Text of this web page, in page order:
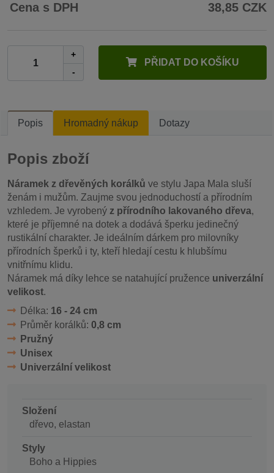
Cena s DPH 38,85 CZK
+
-
PŘIDAT DO KOŠÍKU
Popis Hromadný nákup Dotazy
Popis zboží
Náramek z dřevěných korálků ve stylu Japa Mala sluší
ženám i mužům. Zaujme svou jednoduchostí a přírodním
vzhledem. Je vyrobený z přírodního lakovaného dřeva,
které je příjemné na dotek a dodává šperku jedinečný
rustikální charakter. Je ideálním dárkem pro milovníky
přírodních šperků i ty, kteří hledají cestu k hlubšímu
vnitřnímu klidu.
Náramek má díky lehce se natahující pružence univerzální
velikost.
Délka: 16 - 24 cm
Průměr korálků: 0,8 cm
Pružný
Unisex
Univerzální velikost
Složení
dřevo, elastan
Styly
Boho a Hippies